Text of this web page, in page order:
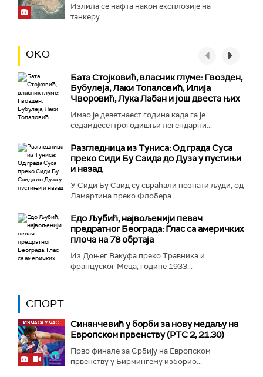
Излила се нафта након експлозије на
танкеру...
ОКО
Бата Стојковић, власник глуме: Гвозден,
Бубулеја, Лаки Топаловић, Илија
Чворовић, Лука Лабан и још двеста њих
Имао је дeветнаест година када га је
седамдесеттрогодишњи легендарни...
Разгледница из Туниса: Од града Суса
преко Сиди Бу Саида до Дуза у пустињи
и назад
У Сиди Бу Саид су свраћали познати људи, од
Ламартина преко Флобера...
Едо Љубић, највољенији певач
предратног Београда: Глас са америчких
плоча на 78 обртаја
Из Доњег Вакуфа преко Травника и
француског Меца, године 1933...
СПОРТ
Синанчевић у борби за нову медаљу на
Европском првенству (РТС 2, 21.30)
Прво финале за Србију на Европском
првенству у Бирмингему изборио...